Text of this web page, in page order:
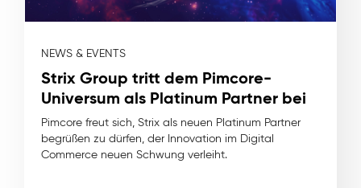
NEWS & EVENTS
Strix Group tritt dem Pimcore-
Universum als Platinum Partner bei
Pimcore freut sich, Strix als neuen Platinum Partner
begrüßen zu dürfen, der Innovation im Digital
Commerce neuen Schwung verleiht.